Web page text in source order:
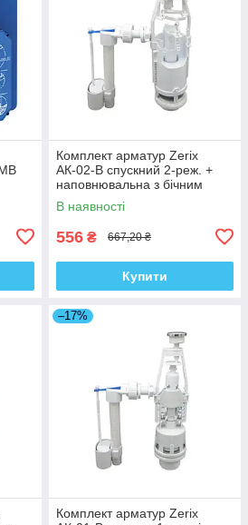
Комплект арматур Zerix
АК-02-B спускний 2-реж. +
наповнювальна з бічним
підведенням (ZX5165)
В наявності
556 ₴ 667,20 ₴
Купити
–17%
Комплект арматур Zerix